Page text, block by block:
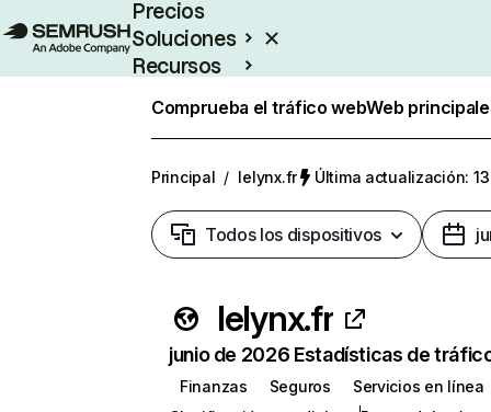
Precios
Soluciones
Recursos
Comprueba el tráfico webWeb
Principal / lelynx.fr Última actualización:
Todos los dispositivos
lelynx.fr
junio de 2026 Estadísticas de
Finanzas Seguros
Servicios en línea